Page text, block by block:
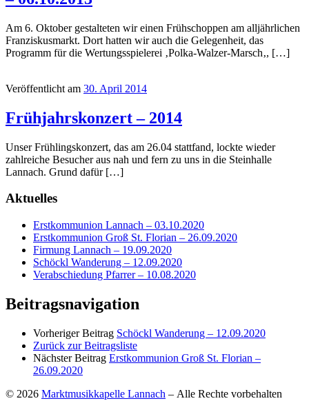
Am 6. Oktober gestalteten wir einen Frühschoppen am alljährlichen
Franziskusmarkt. Dort hatten wir auch die Gelegenheit, das
Programm für die Wertungsspielerei ‚Polka-Walzer-Marsch‚, […]
Veröffentlicht am 30. April 2014
Frühjahrskonzert – 2014
Unser Frühlingskonzert, das am 26.04 stattfand, lockte wieder
zahlreiche Besucher aus nah und fern zu uns in die Steinhalle
Lannach. Grund dafür […]
Aktuelles
Erstkommunion Lannach – 03.10.2020
Erstkommunion Groß St. Florian – 26.09.2020
Firmung Lannach – 19.09.2020
Schöckl Wanderung – 12.09.2020
Verabschiedung Pfarrer – 10.08.2020
Beitragsnavigation
Vorheriger Beitrag Schöckl Wanderung – 12.09.2020
Zurück zur Beitragsliste
Nächster Beitrag Erstkommunion Groß St. Florian –
26.09.2020
© 2026 Marktmusikkapelle Lannach – Alle Rechte vorbehalten